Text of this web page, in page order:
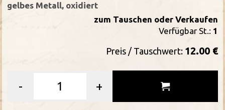
gelbes Metall, oxidiert
zum Tauschen oder Verkaufen
Verfügbar St.: 1
Preis / Tauschwert: 12.00 €
- +